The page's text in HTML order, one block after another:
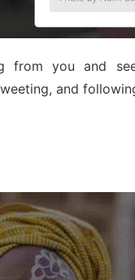
from you and
and